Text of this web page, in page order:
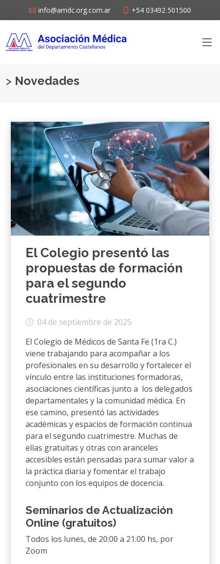
info@amdc.org.com.ar +54 03492 501500
> Novedades
El Colegio presentó las
propuestas de formación
para el segundo
cuatrimestre
04 de septiembre de 2025
El Colegio de Médicos de Santa Fe (1ra C.)
viene trabajando para acompañar a los
profesionales en su desarrollo y fortalecer el
vínculo entre las instituciones formadoras,
asociaciones científicas junto a los delegados
departamentales y la comunidad médica. En
ese camino, presentó las actividades
académicas y espacios de formación continua
para el segundo cuatrimestre. Muchas de
ellas gratuitas y otras con aranceles
accesibles están pensadas para sumar valor a
la práctica diaria y fomentar el trabajo
conjunto con los equipos de docencia.
Seminarios de Actualización
Online (gratuitos)
Todos los lunes, de 20:00 a 21:00 hs, por
Zoom